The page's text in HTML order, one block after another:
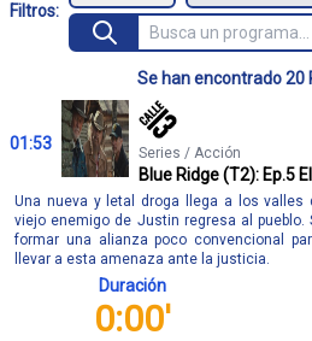
Filtros:
Se han encontrado 20
01:53 Series / Acción
Blue Ridge (T2): Ep.5
Una nueva y letal droga llega a los valles
viejo enemigo de Justin regresa al
formar una alianza poco convencional
llevar a esta amenaza ante la justicia.
Duración
0:00'